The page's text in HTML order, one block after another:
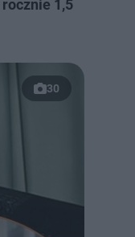
rocznie 1,5
30